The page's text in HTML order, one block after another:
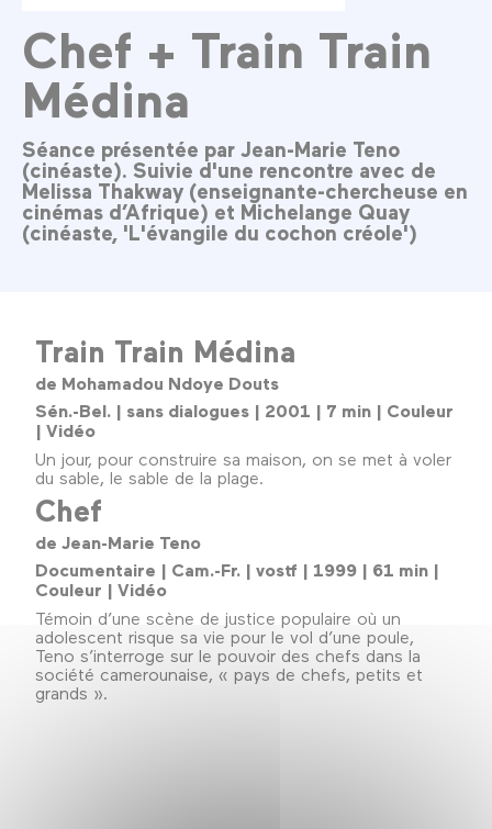
Chef + Train Train
Médina
Séance présentée par Jean-Marie Teno
(cinéaste). Suivie d'une rencontre avec de
Melissa Thakway (enseignante-chercheuse en
cinémas d’Afrique) et Michelange Quay
(cinéaste, 'L'évangile du cochon créole')
Train Train Médina
de Mohamadou Ndoye Douts
Sén.-Bel. | sans dialogues | 2001 | 7 min | Couleur
| Vidéo
Un jour, pour construire sa maison, on se met à voler
du sable, le sable de la plage.
Chef
de Jean-Marie Teno
Documentaire | Cam.-Fr. | vostf | 1999 | 61 min |
Couleur | Vidéo
Témoin d’une scène de justice populaire où un
adolescent risque sa vie pour le vol d’une poule,
Teno s’interroge sur le pouvoir des chefs dans la
société camerounaise, « pays de chefs, petits et
grands ».